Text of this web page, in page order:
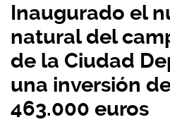
Inaugurado el
natural del
de la Ciudad
una inversión
463.000 euros